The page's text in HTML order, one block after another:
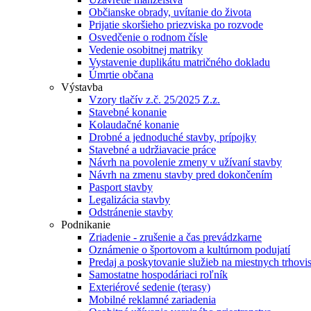
Občianske obrady, uvítanie do života
Prijatie skoršieho priezviska po rozvode
Osvedčenie o rodnom čísle
Vedenie osobitnej matriky
Vystavenie duplikátu matričného dokladu
Úmrtie občana
Výstavba
Vzory tlačív z.č. 25/2025 Z.z.
Stavebné konanie
Kolaudačné konanie
Drobné a jednoduché stavby, prípojky
Stavebné a udržiavacie práce
Návrh na povolenie zmeny v užívaní stavby
Návrh na zmenu stavby pred dokončením
Pasport stavby
Legalizácia stavby
Odstránenie stavby
Podnikanie
Zriadenie - zrušenie a čas prevádzkarne
Oznámenie o športovom a kultúrnom podujatí
Predaj a poskytovanie služieb na miestnych
Samostatne hospodáriaci roľník
Exteriérové sedenie (terasy)
Mobilné reklamné zariadenia